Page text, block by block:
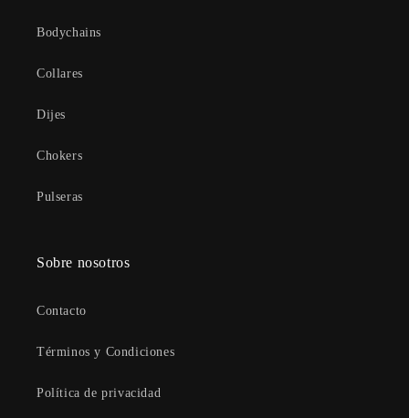
Bodychains
Collares
Dijes
Chokers
Pulseras
Sobre nosotros
Contacto
Términos y Condiciones
Política de privacidad